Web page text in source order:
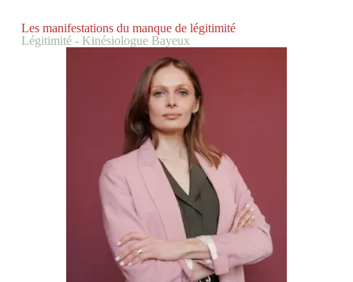
Les manifestations du manque de légitimité
Légitimité - Kinésiologue Bayeux